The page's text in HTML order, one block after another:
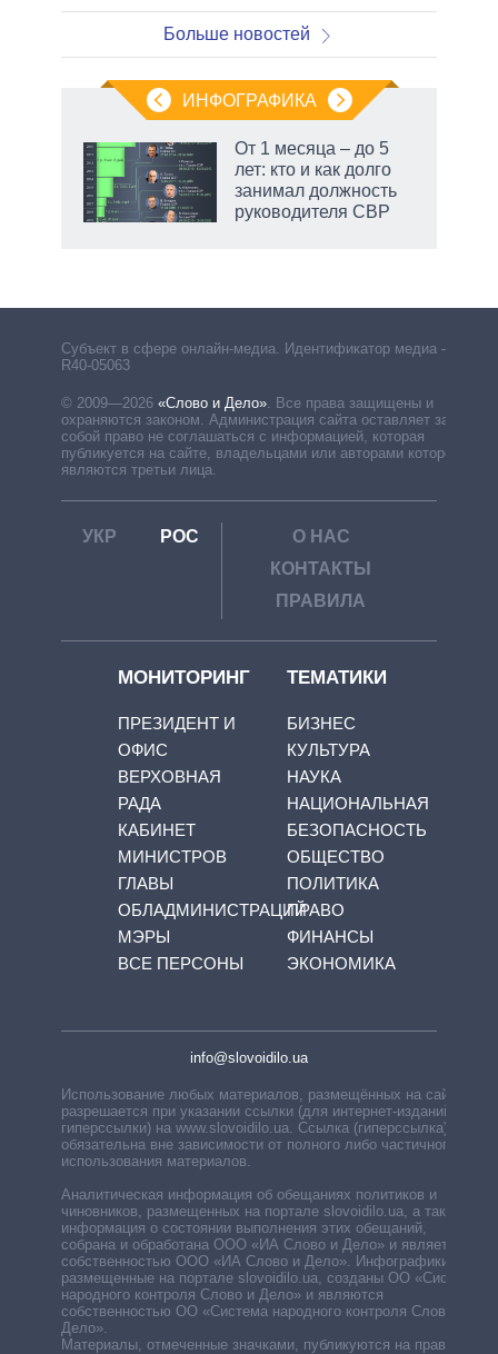
Больше новостей
ИНФОГРАФИКА
От 1 месяца – до 5
лет: кто и как долго
занимал должность
руководителя СВР
Субъект в сфере онлайн-медиа. Идентификатор медиа –
R40-05063
© 2009—2026 «Слово и Дело». Все права защищены и
охраняются законом. Администрация сайта оставляет за
собой право не соглашаться с информацией, которая
публикуется на сайте, владельцами или авторами которой
являются третьи лица.
УКР РОС
О НАС
КОНТАКТЫ
ПРАВИЛА
МОНИТОРИНГ
ПРЕЗИДЕНТ И
ОФИС
ВЕРХОВНАЯ
РАДА
КАБИНЕТ
МИНИСТРОВ
ГЛАВЫ
ОБЛАДМИНИСТРАЦИЙ
МЭРЫ
ВСЕ ПЕРСОНЫ
ТЕМАТИКИ
БИЗНЕС
КУЛЬТУРА
НАУКА
НАЦИОНАЛЬНАЯ
БЕЗОПАСНОСТЬ
ОБЩЕСТВО
ПОЛИТИКА
ПРАВО
ФИНАНСЫ
ЭКОНОМИКА
info@slovoidilo.ua
Использование любых материалов, размещённых на сайте,
разрешается при указании ссылки (для интернет-изданий —
гиперссылки) на www.slovoidilo.ua. Ссылка (гиперссылка)
обязательна вне зависимости от полного либо частичного
использования материалов.
Аналитическая информация об обещаниях политиков и
чиновников, размещенных на портале slovoidilo.ua, а также
информация о состоянии выполнения этих обещаний,
собрана и обработана ООО «ИА Слово и Дело» и является
собственностью ООО «ИА Слово и Дело». Инфографики,
размещенные на портале slovoidilo.ua, созданы ОО «Система
народного контроля Слово и Дело» и являются
собственностью ОО «Система народного контроля Слово и
Дело».
Материалы, отмеченные значками, публикуются на правах